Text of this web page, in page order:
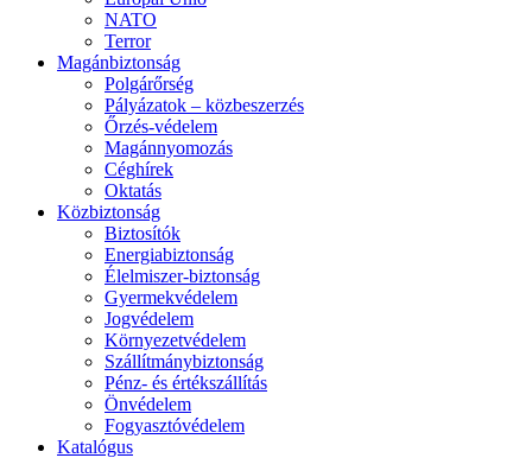
NATO
Terror
Magánbiztonság
Polgárőrség
Pályázatok – közbeszerzés
Őrzés-védelem
Magánnyomozás
Céghírek
Oktatás
Közbiztonság
Biztosítók
Energiabiztonság
Élelmiszer-biztonság
Gyermekvédelem
Jogvédelem
Környezetvédelem
Szállítmánybiztonság
Pénz- és értékszállítás
Önvédelem
Fogyasztóvédelem
Katalógus